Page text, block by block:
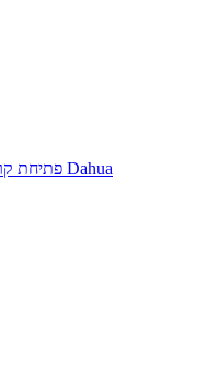
פתיחת קריאת שירות מצלמות אבטחה Dahua